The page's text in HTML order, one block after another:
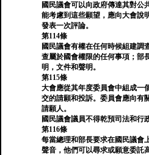
國民議會可以向政府傳達其對公
能考慮到這些願望，應向大會說
發表一次評論。
第114條
國民議會有權在任何時候組建調
查屬於國會權限的任何事項；部
明，文件和聲明。
第115條
大會應從其年度委員會中組成一
交的請願和投訴。委員會應向有
請願人。
國民議會議員不得乾預司法和行
第116條
每當總理和部長要求在國民議會
聲音，他們可以尋求或願意委託